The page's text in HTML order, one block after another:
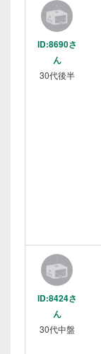
ID:8690さ
ん
30代後半
ID:8424さ
ん
30代中盤